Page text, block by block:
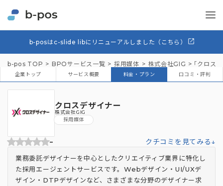
b-posはc-slide libにリニューアルしました（こちら）
b-pos TOP BPOサービス一覧 採用媒体 株式会社GIG 「クロス
企業トップ サービス概要 料金・プラン 口コミ・評判
クロスデザイナー
株式会社GIG
採用媒体
- クチコミを見てみる↓
業務委託デザイナーを中心としたクリエイティブ業界に特化し
た採用エージェントサービスです。Webデザイン・UI/UXデ
ザイン・DTPデザインなど、さまざまな分野のデザイナー求